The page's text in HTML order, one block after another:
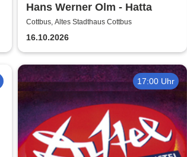
Hans Werner Olm - Hatta
Cottbus, Altes Stadthaus Cottbus
16.10.2026
17:00 Uhr